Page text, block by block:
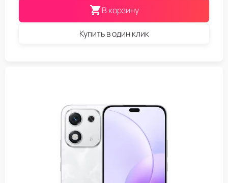
В корзину
Купить в один клик